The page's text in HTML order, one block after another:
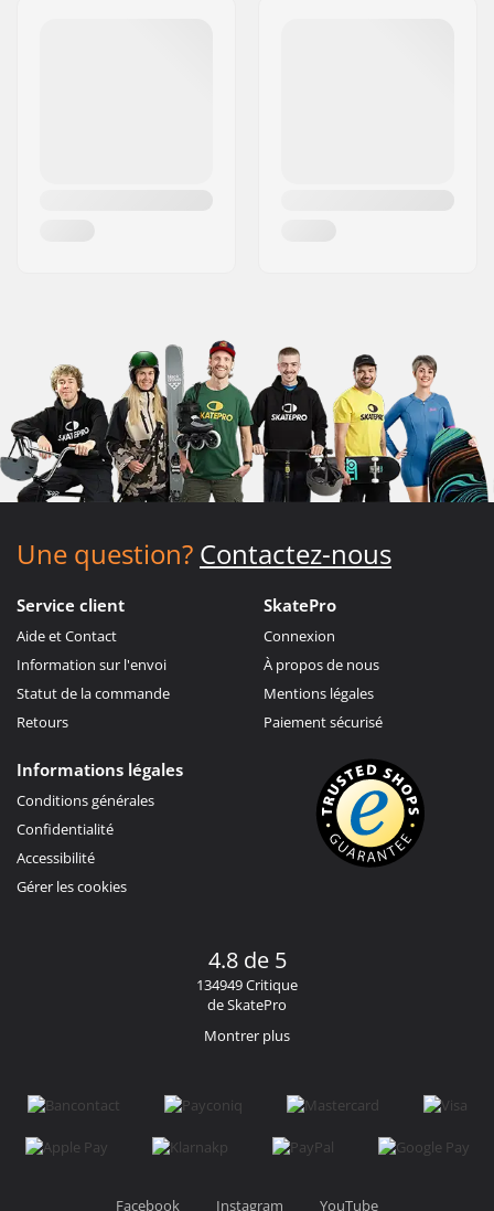
Une question? Contactez-nous
Service client
Aide et Contact
Information sur l'envoi
Statut de la commande
Retours
SkatePro
Connexion
À propos de nous
Mentions légales
Paiement sécurisé
Informations légales
Conditions générales
Confidentialité
Accessibilité
Gérer les cookies
4.8 de 5
134949 Critique
de SkatePro
Montrer plus
Facebook Instagram YouTube